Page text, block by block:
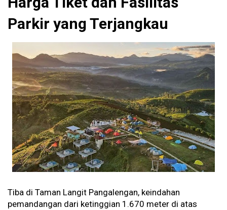
Parkir yang Terjangkau
Tiba di Taman Langit Pangalengan, keindahan
pemandangan dari ketinggian 1.670 meter di atas